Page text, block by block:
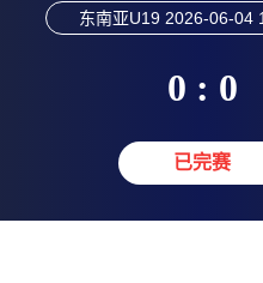
东南亚U19 2026-06-04
0 : 0
已完赛